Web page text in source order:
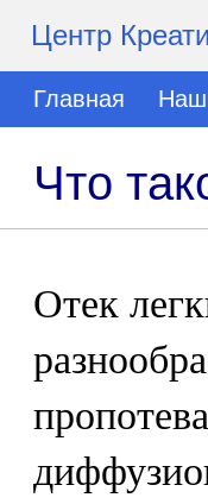
Центр
Главная
Что
Отек